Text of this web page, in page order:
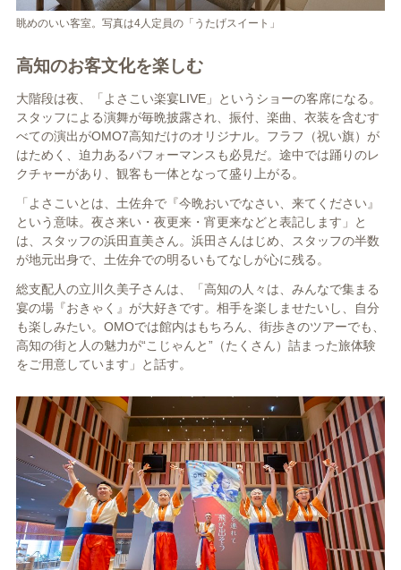
眺めのいい客室。写真は4人定員の「うたげスイート」
高知のお客文化を楽しむ
大階段は夜、「よさこい楽宴LIVE」というショーの客席になる。
スタッフによる演舞が毎晩披露され、振付、楽曲、衣装を含むす
べての演出がOMO7高知だけのオリジナル。フラフ（祝い旗）が
はためく、迫力あるパフォーマンスも必見だ。途中では踊りのレ
クチャーがあり、観客も一体となって盛り上がる。
「よさこいとは、土佐弁で『今晩おいでなさい、来てください』
という意味。夜さ来い・夜更来・宵更来などと表記します」と
は、スタッフの浜田直美さん。浜田さんはじめ、スタッフの半数
が地元出身で、土佐弁での明るいもてなしが心に残る。
総支配人の立川久美子さんは、「高知の人々は、みんなで集まる
宴の場『おきゃく』が大好きです。相手を楽しませたいし、自分
も楽しみたい。OMOでは館内はもちろん、街歩きのツアーでも、
高知の街と人の魅力が“こじゃんと”（たくさん）詰まった旅体験
をご用意しています」と話す。